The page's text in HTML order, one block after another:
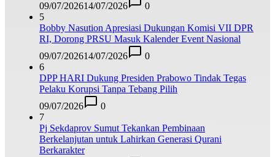
09/07/202614/07/2026
0
5
Bobby Nasution Apresiasi Dukungan Komisi VII DPR
RI, Dorong PRSU Masuk Kalender Event Nasional
09/07/202614/07/2026
0
6
DPP HARI Dukung Presiden Prabowo Tindak Tegas
Pelaku Korupsi Tanpa Tebang Pilih
09/07/2026
0
7
Pj Sekdaprov Sumut Tekankan Pembinaan
Berkelanjutan untuk Lahirkan Generasi Qurani
Berkarakter